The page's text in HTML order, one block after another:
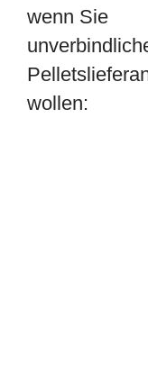
wenn Sie
wollen: